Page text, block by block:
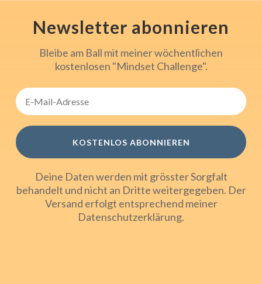
Newsletter abonnieren
Bleibe am Ball mit meiner wöchentlichen
kostenlosen "Mindset Challenge".
KOSTENLOS ABONNIEREN
Deine Daten werden mit grösster Sorgfalt
behandelt und nicht an Dritte weitergegeben. Der
Versand erfolgt entsprechend meiner
Datenschutzerklärung.